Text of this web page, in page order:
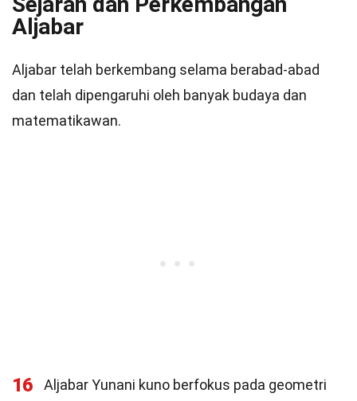
Aljabar
Aljabar telah berkembang selama berabad-abad
dan telah dipengaruhi oleh banyak budaya dan
matematikawan.
16
Aljabar Yunani kuno berfokus pada geometri